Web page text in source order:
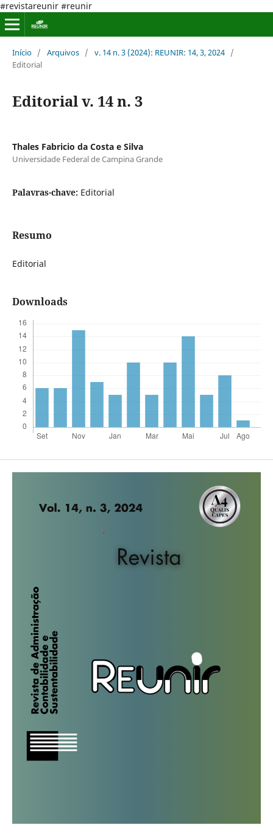
#revistareunir #reunir
Início / Arquivos / v. 14 n. 3 (2024): REUNIR: 14, 3, 2024 /
Editorial
Editorial v. 14 n. 3
Thales Fabricio da Costa e Silva
Universidade Federal de Campina Grande
Palavras-chave: Editorial
Resumo
Editorial
Downloads